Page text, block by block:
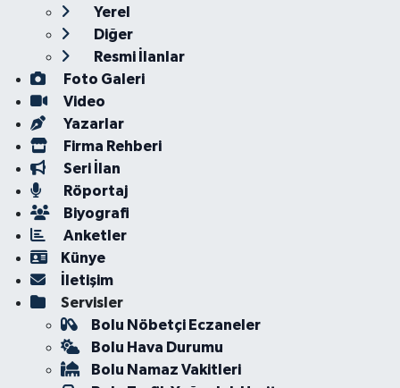
Yerel
Diğer
Resmi İlanlar
Foto Galeri
Video
Yazarlar
Firma Rehberi
Seri İlan
Röportaj
Biyografi
Anketler
Künye
İletişim
Servisler
Bolu Nöbetçi Eczaneler
Bolu Hava Durumu
Bolu Namaz Vakitleri